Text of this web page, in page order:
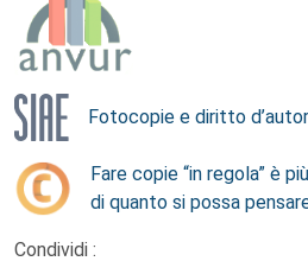
Fotocopie e diritto
Fare copie “in regola” è
di quanto si possa
Condividi :